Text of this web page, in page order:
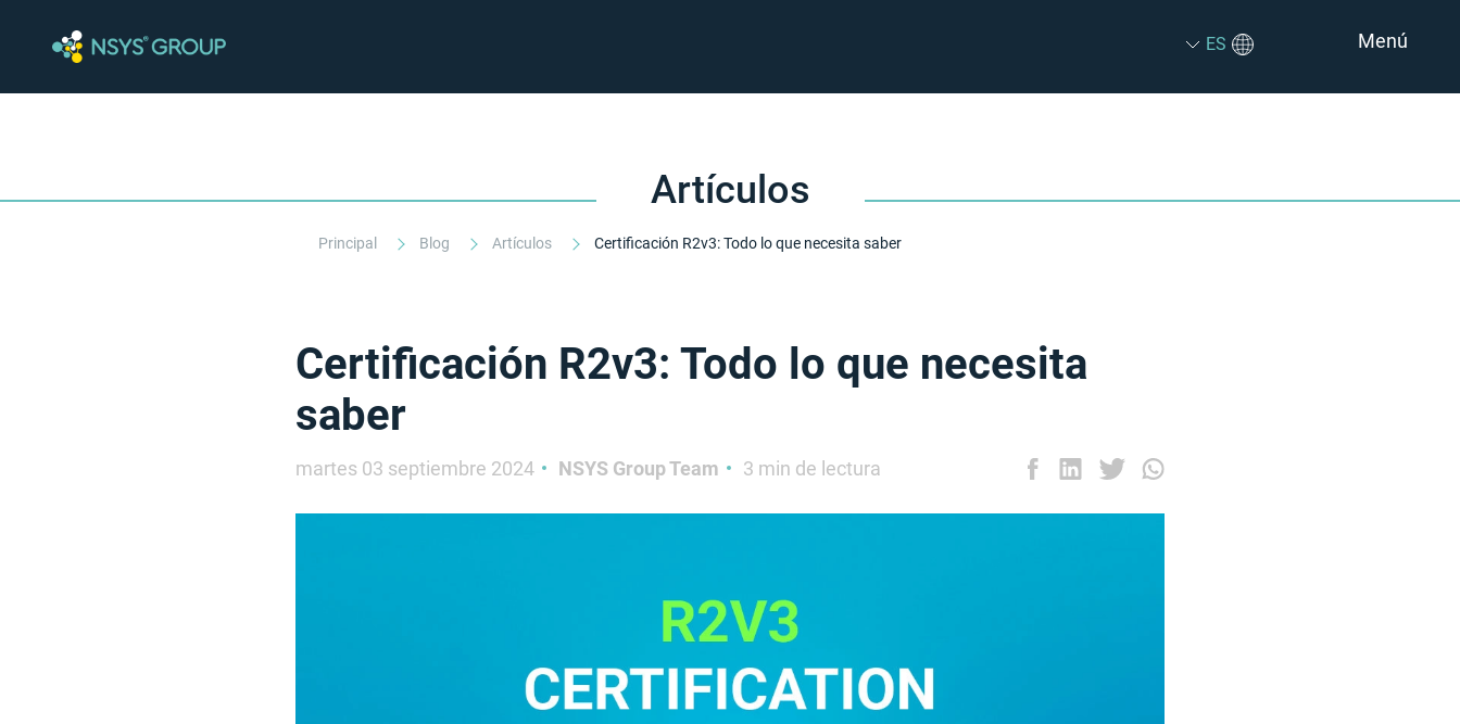
ES Menú
Artículos
Principal Blog Artículos Certificación R2v3: Todo lo que necesita saber
Certificación R2v3: Todo lo que necesita
saber
martes 03 septiembre 2024 NSYS Group Team 3 min de lectura